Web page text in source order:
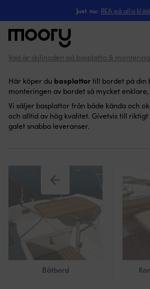
Just nu: REA på alla
efter:
Basplattor till
Vad är skillnaden på basplatta &
Här köper du basplattortill bordet på din
monteringen av bordet så mycket
Vi säljer basplattor från både kända och
och alltid av hög kvalitet. Givetvis till
galet snabba leveranser.
Båtbord